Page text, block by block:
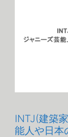
INTJ(建築
能人や日本